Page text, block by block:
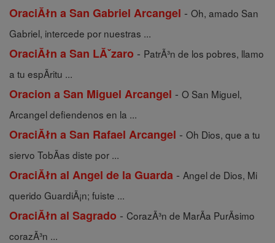
OraciĂłn a San Gabriel Arcangel - Oh, amado San
Gabriel, intercede por nuestras ...
OraciĂłn a San LĂˇzaro - PatrÃ³n de los pobres, llamo
a tu espÃ­ritu ...
Oracion a San Miguel Arcangel - O San Miguel,
Arcangel defiendenos en la ...
OraciĂłn a San Rafael Arcangel - Oh Dios, que a tu
siervo TobÃ­as diste por ...
OraciĂłn al Angel de la Guarda - Angel de Dios, Mi
querido GuardiÃ¡n; fuiste ...
OraciĂłn al Sagrado - CorazÃ³n de MarÃ­a PurÃ­simo
corazÃ³n ...